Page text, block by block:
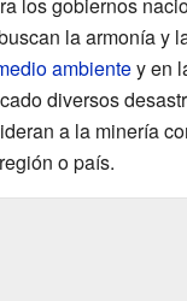
la armonía y
ambientey en
diversos
a la minería
o país.